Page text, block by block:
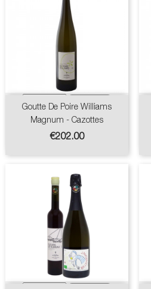
Goutte De Poire Williams
Magnum - Cazottes
Price
€202.00